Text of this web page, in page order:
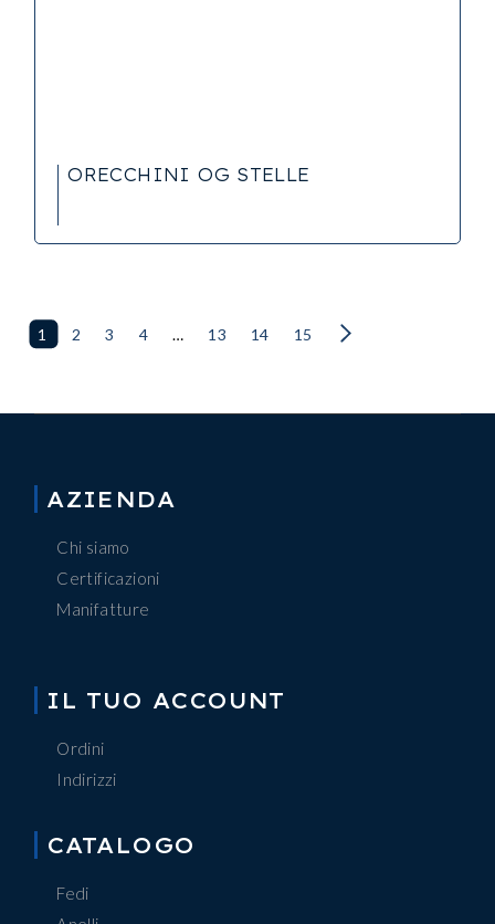
ORECCHINI OG STELLE
1 2 3 4 … 13 14 15
AZIENDA
Chi siamo
Certificazioni
Manifatture
IL TUO ACCOUNT
Ordini
Indirizzi
CATALOGO
Fedi